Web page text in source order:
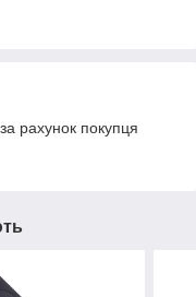
рахунок покупця